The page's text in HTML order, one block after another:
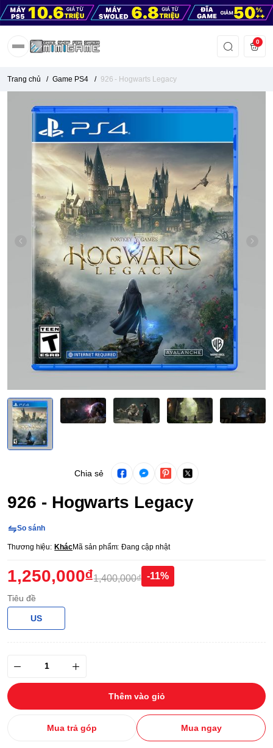
0
Trang chủ / Game PS4 / 926 - Hogwarts Legacy
Chia sẻ
926 - Hogwarts Legacy
So sánh
Thương hiệu: KhácMã sản phẩm: Đang cập nhật
1,250,000₫1,400,000₫ -11%
Tiêu đề
US
Thêm vào giỏ
Mua trả góp Mua ngay